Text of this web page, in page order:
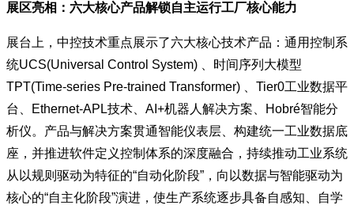
展区亮相：六大核心产品解锁自主运行工厂核心能力
展台上，中控技术重点展示了六大核心技术产品：通用控制系
统UCS(Universal Control System) 、时间序列大模型
TPT(Time-series Pre-trained Transformer) 、Tier0工业数据平
台、Ethernet-APL技术、AI+机器人解决方案、Hobré智能分
析仪。产品与解决方案贯通智能仪表层、构建统一工业数据底
座，并推进软件定义控制体系的深度融合，持续推动工业系统
从以规则驱动为特征的“自动化阶段”，向以数据与智能驱动为
核心的“自主化阶段”演进，使生产系统逐步具备自感知、自学